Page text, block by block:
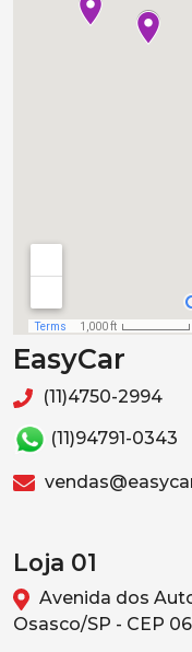
EasyCar
(11)4750-2994
(11)94791-0343
Loja 01
Avenida dos
Osasco/SP - CEP